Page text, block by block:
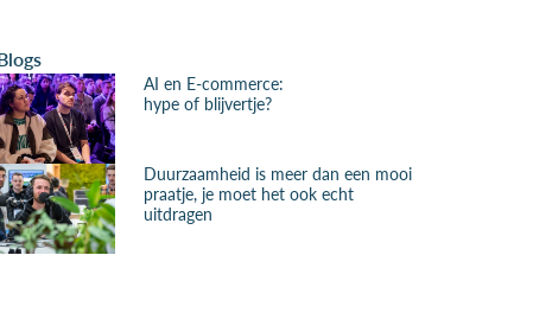
AI en E-commerce:
hype of blijvertje?
Duurzaamheid is meer dan een mooi
praatje, je moet het ook echt
uitdragen